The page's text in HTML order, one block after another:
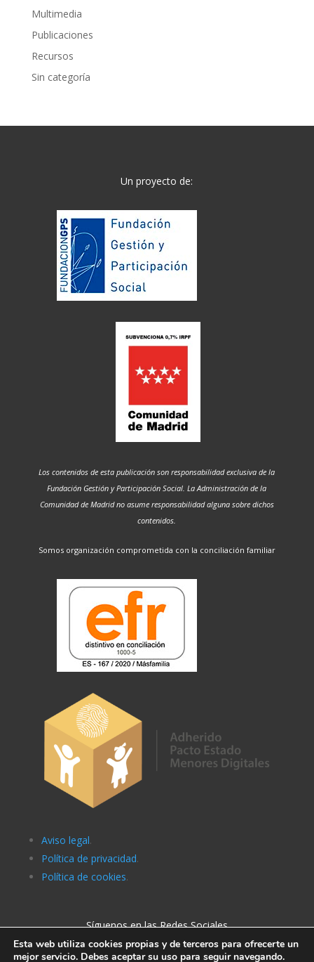
Multimedia
Publicaciones
Recursos
Sin categoría
Un proyecto de:
Los contenidos de esta publicación son responsabilidad exclusiva de la
Fundación Gestión y Participación Social. La Administración de la
Comunidad de Madrid no asume responsabilidad alguna sobre dichos
contenidos.
Somos organización comprometida con la conciliación familiar
Aviso legal.
Política de privacidad.
Política de cookies.
Síguenos en las Redes Sociales
Esta web utiliza cookies propias y de terceros para ofrecerte un
mejor servicio. Debes aceptar su uso para seguir navegando.